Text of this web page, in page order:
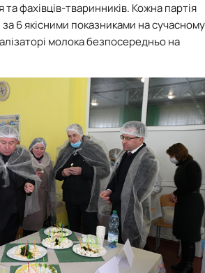
фахівців-тваринників. Кожна партія
6 якісними показниками на сучасному
молока безпосередньо на